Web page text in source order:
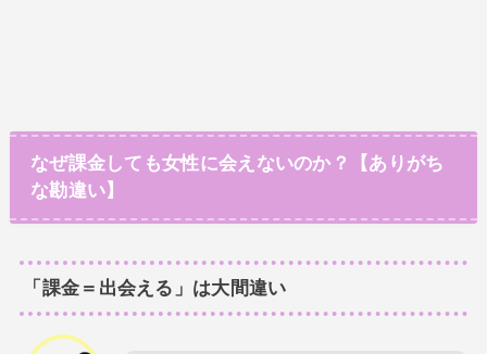
なぜ課金しても女性に会えないのか？【ありがち
な勘違い】
「課金＝出会える」は大間違い